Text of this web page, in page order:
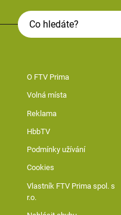
O FTV Prima
Volná místa
Reklama
HbbTV
Podmínky užívání
Cookies
Vlastník FTV Prima spol. s
r.o.